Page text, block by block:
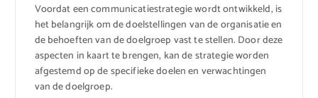
Voordat een communicatiestrategie wordt ontwikkeld, is
het belangrijk om de doelstellingen van de organisatie en
de behoeften van de doelgroep vast te stellen. Door deze
aspecten in kaart te brengen, kan de strategie worden
afgestemd op de specifieke doelen en verwachtingen
van de doelgroep.